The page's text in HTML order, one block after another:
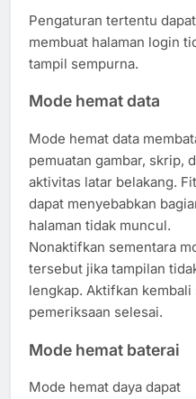
Pengaturan tertentu dapat
membuat halaman login
tampil sempurna.
Mode hemat data
Mode hemat data
pemuatan gambar, skrip,
aktivitas latar belakang.
dapat menyebabkan
halaman tidak muncul.
Nonaktifkan sementara
tersebut jika tampilan
lengkap. Aktifkan kembali
pemeriksaan selesai.
Mode hemat baterai
Mode hemat daya dapat